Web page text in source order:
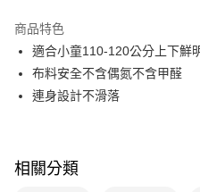
Apple Pay
街口支付
AFTEE先享後付
商品特色
適合小童110-120公分上下鮮
布料安全不含偶氮不含甲醛
連身設計不滑落
相關分類